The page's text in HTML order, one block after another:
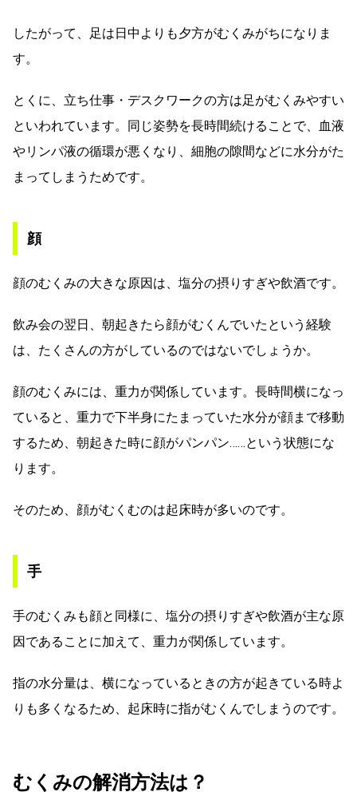
したがって、足は日中よりも夕方がむくみがちになりま
す。
とくに、立ち仕事・デスクワークの方は足がむくみやすい
といわれています。同じ姿勢を長時間続けることで、血液
やリンパ液の循環が悪くなり、細胞の隙間などに水分がた
まってしまうためです。
顔
顔のむくみの大きな原因は、塩分の摂りすぎや飲酒です。
飲み会の翌日、朝起きたら顔がむくんでいたという経験
は、たくさんの方がしているのではないでしょうか。
顔のむくみには、重力が関係しています。長時間横になっ
ていると、重力で下半身にたまっていた水分が顔まで移動
するため、朝起きた時に顔がパンパン……という状態にな
ります。
そのため、顔がむくむのは起床時が多いのです。
手
手のむくみも顔と同様に、塩分の摂りすぎや飲酒が主な原
因であることに加えて、重力が関係しています。
指の水分量は、横になっているときの方が起きている時よ
りも多くなるため、起床時に指がむくんでしまうのです。
むくみの解消方法は？